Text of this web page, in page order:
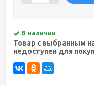
В наличии
Товар с выбранным
недоступен для